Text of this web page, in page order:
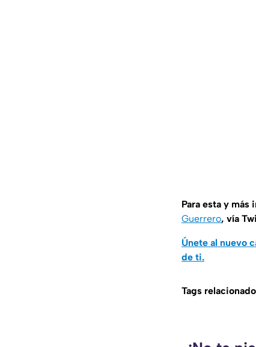
Para esta y más
Guerrero, vía
Únete al nuevo
de ti.
Tags